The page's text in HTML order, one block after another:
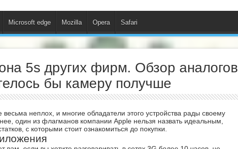
Microsoft edge Mozilla Opera Safari
5s других фирм. Обзор аналогов
бы камеру получше
неплох, и многие обладатели этого устройства рады своему
один из флагманов компании Apple нельзя назвать идеальным,
с которыми стоит ознакомиться до покупки.